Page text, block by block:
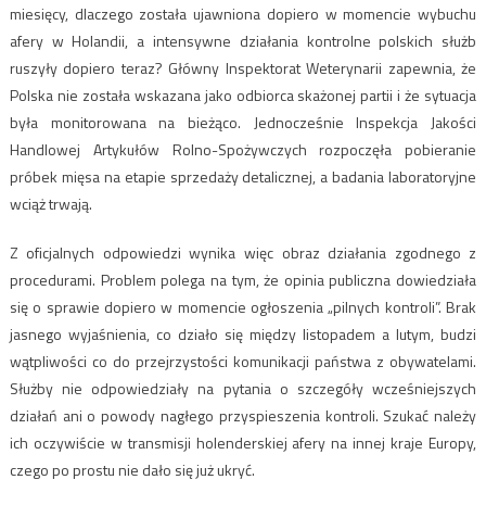
miesięcy, dlaczego została ujawniona dopiero w momencie wybuchu
afery w Holandii, a intensywne działania kontrolne polskich służb
ruszyły dopiero teraz? Główny Inspektorat Weterynarii zapewnia, że
Polska nie została wskazana jako odbiorca skażonej partii i że sytuacja
była monitorowana na bieżąco. Jednocześnie Inspekcja Jakości
Handlowej Artykułów Rolno-Spożywczych rozpoczęła pobieranie
próbek mięsa na etapie sprzedaży detalicznej, a badania laboratoryjne
wciąż trwają.
Z oficjalnych odpowiedzi wynika więc obraz działania zgodnego z
procedurami. Problem polega na tym, że opinia publiczna dowiedziała
się o sprawie dopiero w momencie ogłoszenia „pilnych kontroli”. Brak
jasnego wyjaśnienia, co działo się między listopadem a lutym, budzi
wątpliwości co do przejrzystości komunikacji państwa z obywatelami.
Służby nie odpowiedziały na pytania o szczegóły wcześniejszych
działań ani o powody nagłego przyspieszenia kontroli. Szukać należy
ich oczywiście w transmisji holenderskiej afery na innej kraje Europy,
czego po prostu nie dało się już ukryć.